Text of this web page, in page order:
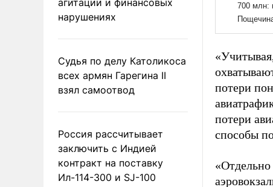
нарушениях
Судья по делу Католикоса
всех армян Гарегина II
взял самоотвод
Россия рассчитывает
заключить с Индией
контракт на поставку
Ил-114-300 и SJ-100
потери
потери
способы
«Отдельно